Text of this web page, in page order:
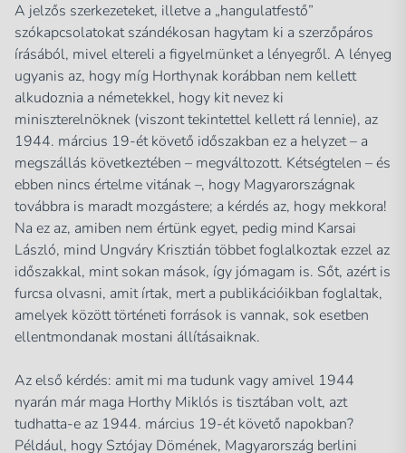
A jelzős szerkezeteket, illetve a „hangulatfestő”
szókapcsolatokat szándékosan hagytam ki a szerzőpáros
írásából, mivel eltereli a figyelmünket a lényegről. A lényeg
ugyanis az, hogy míg Horthynak korábban nem kellett
alkudoznia a németekkel, hogy kit nevez ki
miniszterelnöknek (viszont tekintettel kellett rá lennie), az
1944. március 19-ét követő időszakban ez a helyzet – a
megszállás következtében – megváltozott. Kétségtelen – és
ebben nincs értelme vitának –, hogy Magyarországnak
továbbra is maradt mozgástere; a kérdés az, hogy mekkora!
Na ez az, amiben nem értünk egyet, pedig mind Karsai
László, mind Ungváry Krisztián többet foglalkoztak ezzel az
időszakkal, mint sokan mások, így jómagam is. Sőt, azért is
furcsa olvasni, amit írtak, mert a publikációikban foglaltak,
amelyek között történeti források is vannak, sok esetben
ellentmondanak mostani állításaiknak.
Az első kérdés: amit mi ma tudunk vagy amivel 1944
nyarán már maga Horthy Miklós is tisztában volt, azt
tudhatta-e az 1944. március 19-ét követő napokban?
Például, hogy Sztójay Dömének, Magyarország berlini